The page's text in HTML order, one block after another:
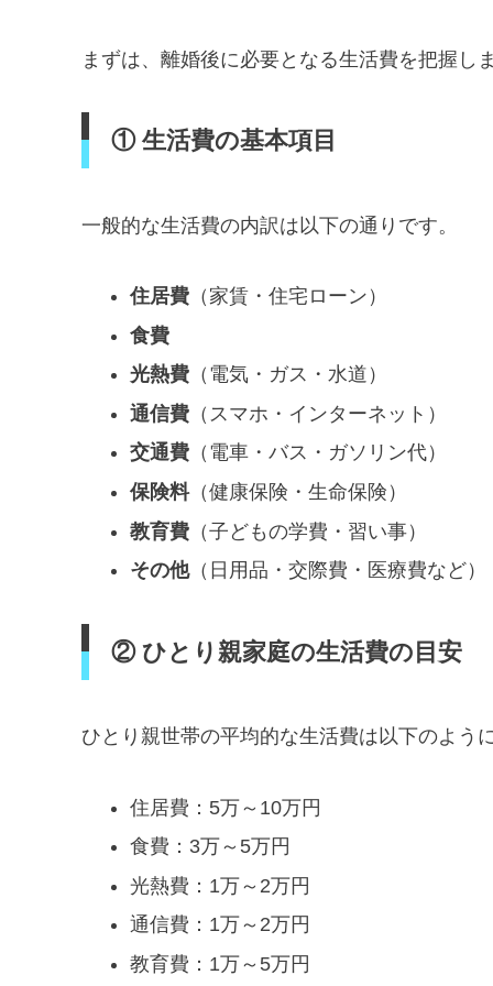
まずは、離婚後に必要となる生活費を把握し
① 生活費の基本項目
一般的な生活費の内訳は以下の通りです。
住居費（家賃・住宅ローン）
食費
光熱費（電気・ガス・水道）
通信費（スマホ・インターネット）
交通費（電車・バス・ガソリン代）
保険料（健康保険・生命保険）
教育費（子どもの学費・習い事）
その他（日用品・交際費・医療費など）
② ひとり親家庭の生活費の目安
ひとり親世帯の平均的な生活費は以下のよう
住居費：5万～10万円
食費：3万～5万円
光熱費：1万～2万円
通信費：1万～2万円
教育費：1万～5万円